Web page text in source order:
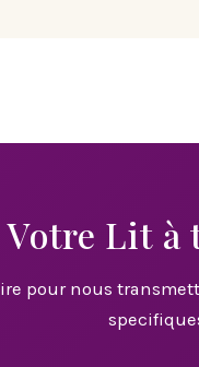
Votre Lit
pour nous